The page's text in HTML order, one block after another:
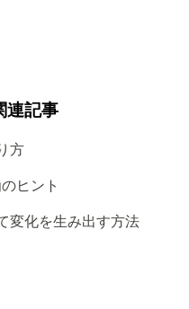
連記事
方
ヒント
変化を生み出す方法